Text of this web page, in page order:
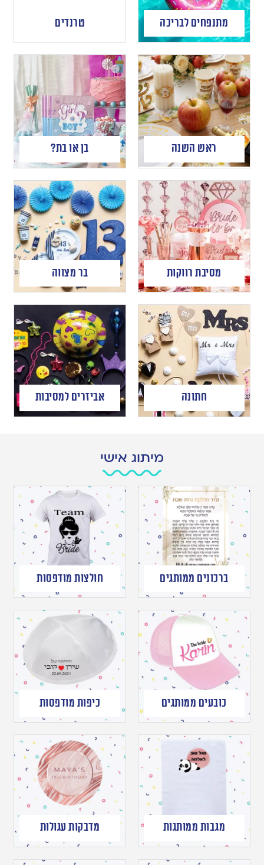
מתנפחים לבריכה טרנדים
ראש השנה בן או בת?
מסיבת רווקות בר מצווה
חתונה אביזרים למסיבות
מיתוג אישי
ברכונים ממותגים חולצות מודפסות
כובעים ממותגים כיפות מודפסות
מגבות ממותגות מדבקות עגולות